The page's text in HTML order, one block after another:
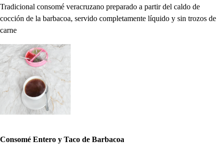
Tradicional consomé veracruzano preparado a partir del caldo de
cocción de la barbacoa, servido completamente líquido y sin trozos de
carne
Consomé Entero y Taco de Barbacoa